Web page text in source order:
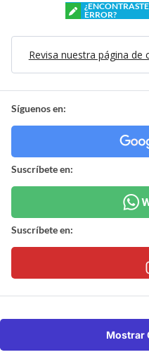
ERROR?
Revisa nuestra página de
Síguenos en:
Suscríbete en:
Suscríbete en:
Mostrar